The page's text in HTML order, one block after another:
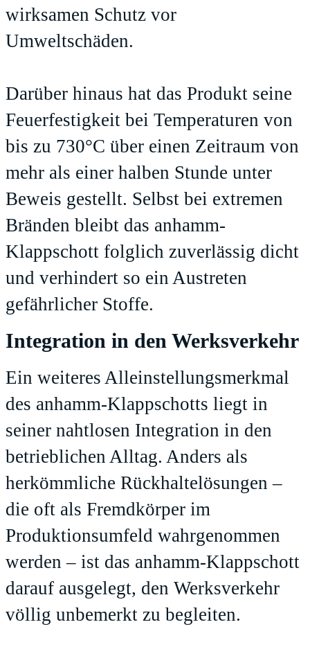
wirksamen Schutz vor
Umweltschäden.
Darüber hinaus hat das Produkt seine
Feuerfestigkeit bei Temperaturen von
bis zu 730°C über einen Zeitraum von
mehr als einer halben Stunde unter
Beweis gestellt. Selbst bei extremen
Bränden bleibt das anhamm-
Klappschott folglich zuverlässig dicht
und verhindert so ein Austreten
gefährlicher Stoffe.
Integration in den Werksverkehr
Ein weiteres Alleinstellungsmerkmal
des anhamm-Klappschotts liegt in
seiner nahtlosen Integration in den
betrieblichen Alltag. Anders als
herkömmliche Rückhaltelösungen –
die oft als Fremdkörper im
Produktionsumfeld wahrgenommen
werden – ist das anhamm-Klappschott
darauf ausgelegt, den Werksverkehr
völlig unbemerkt zu begleiten.